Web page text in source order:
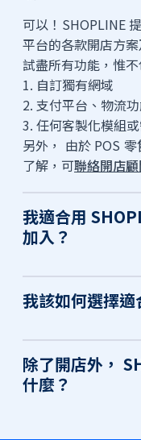
可以！SHOPLINE
平台的各款開店方
試盡所有功能，惟不
1. 自訂獨有網域
2. 支付平台、物流
3. 任何客製化模組
另外， 由於 POS
了解，可聯絡開店
我適合用
加入？
我該如何選擇適
除了開店外，
什麼？